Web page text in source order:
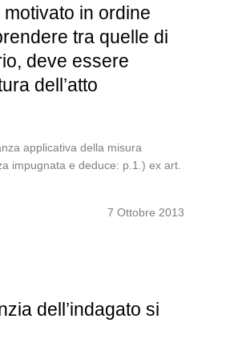
in ordine
tra quelle di
deve essere
dell’atto
applicativa della misura
impugnata e deduce: p.1.) ex art.
7 Ottobre 2013
dell’indagato si